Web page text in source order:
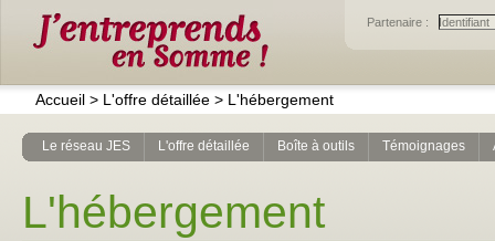
Partenaire :
Accueil > L'offre détaillée > L'hébergement
Le réseau JES L'offre détaillée Boîte à outils Témoignages
L'hébergement